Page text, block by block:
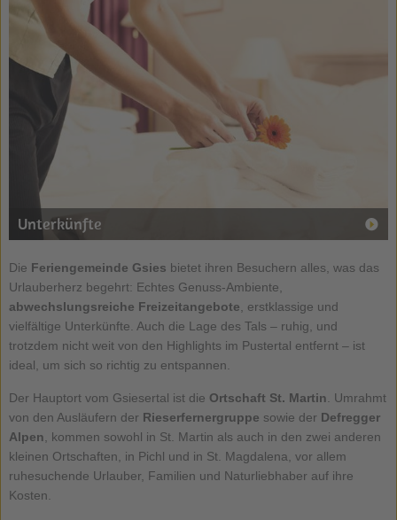
Unterkünfte
Die Feriengemeinde Gsies bietet ihren Besuchern alles, was das
Urlauberherz begehrt: Echtes Genuss-Ambiente,
abwechslungsreiche Freizeitangebote, erstklassige und
vielfältige Unterkünfte. Auch die Lage des Tals – ruhig, und
trotzdem nicht weit von den Highlights im Pustertal entfernt – ist
ideal, um sich so richtig zu entspannen.
Der Hauptort vom Gsiesertal ist die Ortschaft St. Martin. Umrahmt
von den Ausläufern der Rieserfernergruppe sowie der Defregger
Alpen, kommen sowohl in St. Martin als auch in den zwei anderen
kleinen Ortschaften, in Pichl und in St. Magdalena, vor allem
ruhesuchende Urlauber, Familien und Naturliebhaber auf ihre
Kosten.